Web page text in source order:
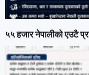
५५ हजार नेपालीको एउटै